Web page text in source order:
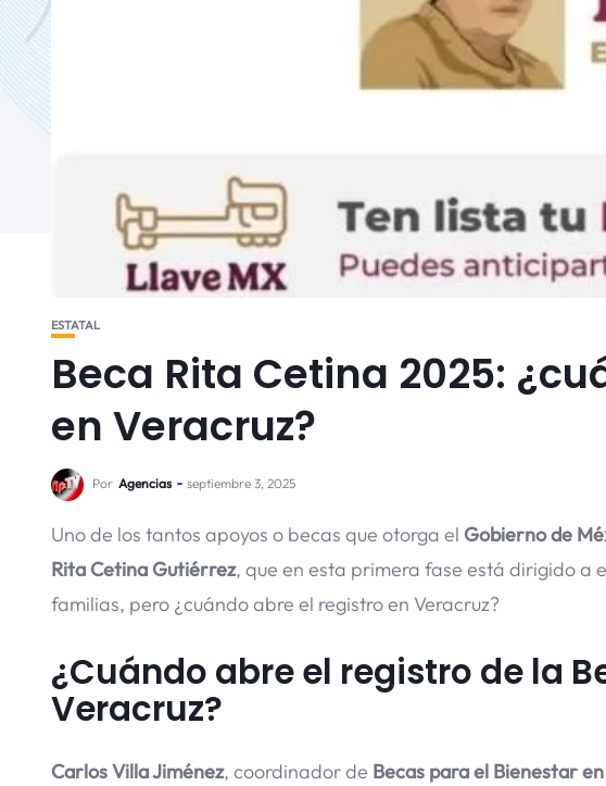
ESTATAL
Beca Rita Cetina 2025:
en Veracruz?
Por Agencias septiembre 3, 2025
Uno de los tantos apoyos o becas que otorga el Gobierno de
Rita Cetina Gutiérrez, que en esta primera fase está dirigido a
familias, pero ¿cuándo abre el registro en Veracruz?
¿Cuándo abre el registro de la
Veracruz?
Carlos Villa Jiménez, coordinador de Becas para el Bienestar